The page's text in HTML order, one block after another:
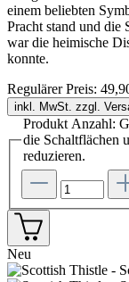
einem beliebten
Pracht stand und die
war die heimische
konnte.
Regulärer Preis:
inkl. MwSt. zzgl.
Produkt Anzahl:
die Schaltflächen
reduzieren.
Neu